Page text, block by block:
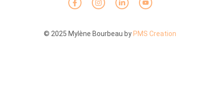
© 2025 Mylène Bourbeau by PMS Creation